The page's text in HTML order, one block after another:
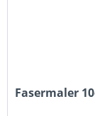
Fasermaler